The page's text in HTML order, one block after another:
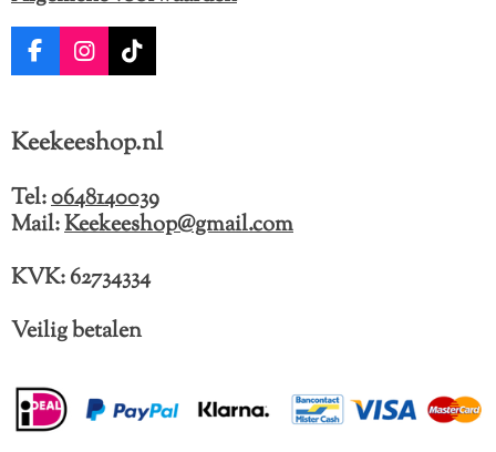
F
a
b
o
k
I
n
a
r
a
m
T
i
o
Keekeeshop.nl
Tel:0648140039
Mail:Keekeeshop@gmail.com
KVK: 62734334
Veilig betalen